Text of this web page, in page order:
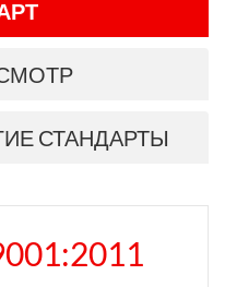
СТАНДАРТЫ